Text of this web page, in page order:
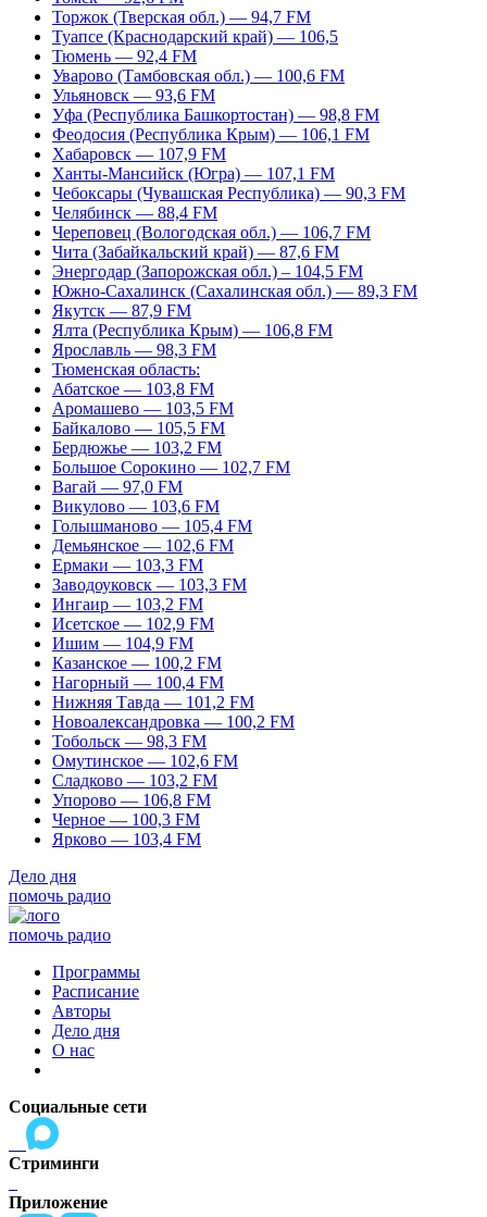
Торжок (Тверская обл.) — 94,7 FM
Туапсе (Краснодарский край) — 106,5
Тюмень — 92,4 FM
Уварово (Тамбовская обл.) — 100,6 FM
Ульяновск — 93,6 FM
Уфа (Республика Башкортостан) — 98,8 FM
Феодосия (Республика Крым) — 106,1 FM
Хабаровск — 107,9 FM
Ханты-Мансийск (Югра) — 107,1 FM
Чебоксары (Чувашская Республика) — 90,3 FM
Челябинск — 88,4 FM
Череповец (Вологодская обл.) — 106,7 FM
Чита (Забайкальский край) — 87,6 FM
Энергодар (Запорожская обл.) – 104,5 FM
Южно-Сахалинск (Сахалинская обл.) — 89,3 FM
Якутск — 87,9 FM
Ялта (Республика Крым) — 106,8 FM
Ярославль — 98,3 FM
Тюменская область:
Абатское — 103,8 FM
Аромашево — 103,5 FM
Байкалово — 105,5 FM
Бердюжье — 103,2 FM
Большое Сорокино — 102,7 FM
Вагай — 97,0 FM
Викулово — 103,6 FM
Голышманово — 105,4 FM
Демьянское — 102,6 FM
Ермаки — 103,3 FM
Заводоуковск — 103,3 FM
Ингаир — 103,2 FM
Исетское — 102,9 FM
Ишим — 104,9 FM
Казанское — 100,2 FM
Нагорный — 100,4 FM
Нижняя Тавда — 101,2 FM
Новоалександровка — 100,2 FM
Тобольск — 98,3 FM
Омутинское — 102,6 FM
Сладково — 103,2 FM
Упорово — 106,8 FM
Черное — 100,3 FM
Ярково — 103,4 FM
Дело дня
помочь радио
помочь радио
Программы
Расписание
Авторы
Дело дня
О нас
Социальные сети
Стриминги
Приложение